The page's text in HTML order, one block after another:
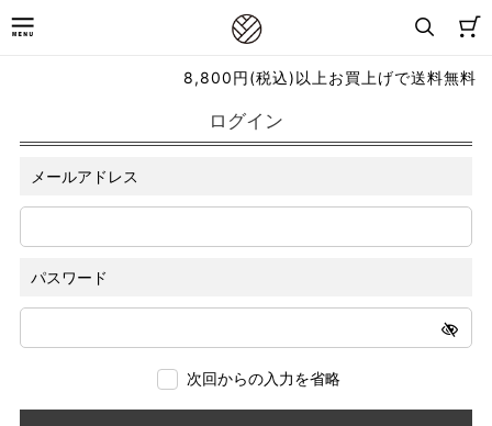
8,800円(税込)以上お買上げで送料無料
ログイン
メールアドレス
パスワード
次回からの入力を省略